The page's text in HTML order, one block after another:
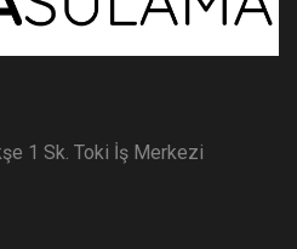
1 Sk. Toki İş Merkezi